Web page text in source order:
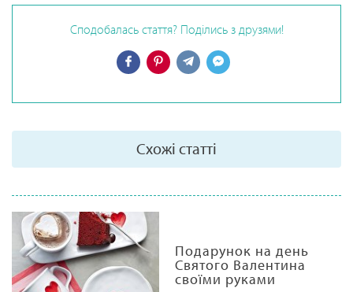
Сподобалась стаття? Поділись з друзями!
Схожі статті
Подарунок на день
Святого Валентина
своїми руками